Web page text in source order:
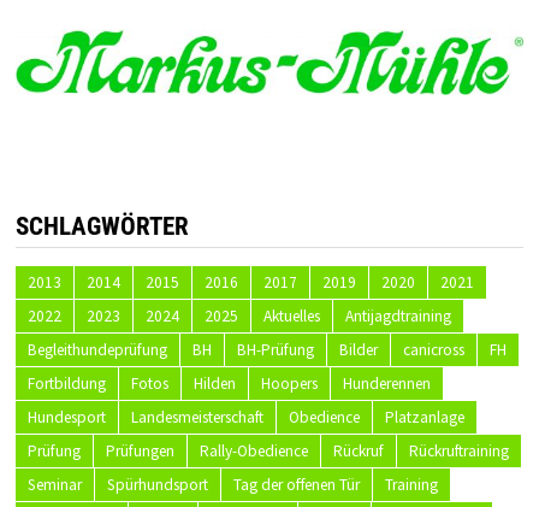
SCHLAGWÖRTER
2013 2014 2015 2016 2017 2019 2020
2021
2022
2023 2024 2025 Aktuelles
Antijagdtraining
Begleithundeprüfung
BH BH-Prüfung Bilder canicross
FH
Fortbildung
Fotos Hilden Hoopers
Hunderennen
Hundesport
Landesmeisterschaft Obedience
Platzanlage
Prüfung
Prüfungen Rally-Obedience Rückruf
Rückruftraining
Seminar
Spürhundsport Tag der offenen Tür
Training